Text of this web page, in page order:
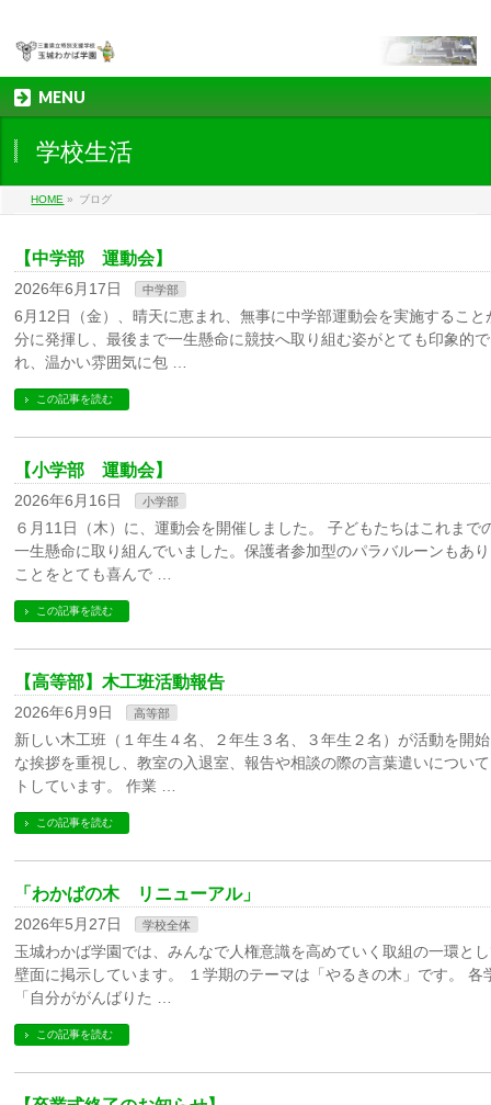
MENU
学校生活
HOME » ブログ
【中学部 運動会】
2026年6月17日 中学部
6月12日（金）、晴天に恵まれ、無事に中学部運動会を実施するこ
分に発揮し、最後まで一生懸命に競技へ取り組む姿がとても印象的
れ、温かい雰囲気に包 …
この記事を読む
【小学部 運動会】
2026年6月16日 小学部
６月11日（木）に、運動会を開催しました。 子どもたちはこれま
一生懸命に取り組んでいました。保護者参加型のパラバルーンもあ
ことをとても喜んで …
この記事を読む
【高等部】木工班活動報告
2026年6月9日 高等部
新しい木工班（１年生４名、２年生３名、３年生２名）が活動を開
な挨拶を重視し、教室の入退室、報告や相談の際の言葉遣いについ
トしています。 作業 …
この記事を読む
「わかばの木 リニューアル」
2026年5月27日 学校全体
玉城わかば学園では、みんなで人権意識を高めていく取組の一環と
壁面に掲示しています。 １学期のテーマは「やるきの木」です。
「自分ががんばりた …
この記事を読む